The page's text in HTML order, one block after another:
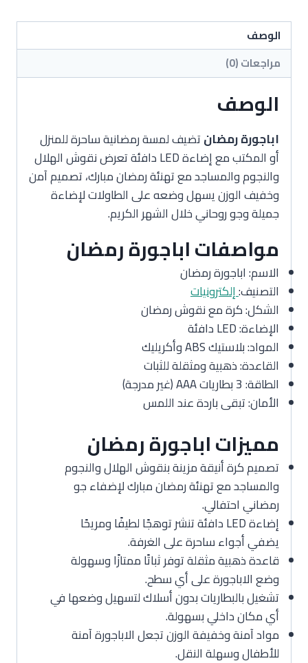
الوصف
مراجعات (0)
الوصف
اباجورة رمضانتضيف لمسة رمضانية ساحرة للمنزل
أو المكتب مع إضاءة LED دافئة تعرض نقوش الهلال
والنجوم والمساجد مع تهنئة رمضان مبارك، تصميم آمن
وخفيف الوزن يسهل وضعه على الطاولات لإضاءة
جميلة وجو روحاني خلال الشهر الكريم.
مواصفات اباجورة رمضان
الاسم: اباجورة رمضان
التصنيف:إلكترونيات
الشكل: كرة مع نقوش رمضان
الإضاءة: LED دافئة
المواد: بلاستيك ABS وأكريليك
القاعدة: ذهبية ومثقلة للثبات
الطاقة: 3 بطاريات AAA (غير مدرجة)
الأمان: تبقى باردة عند اللمس
مميزات اباجورة رمضان
تصميم كرة أنيقة مزينة بنقوش الهلال والنجوم
والمساجد مع تهنئة رمضان مبارك لإضفاء جو
رمضاني احتفالي.
إضاءة LED دافئة تنشر توهجًا لطيفًا ومريحًا
يضفي أجواء ساحرة على الغرفة.
قاعدة ذهبية مثقلة توفر ثباتًا ممتازًا وسهولة
وضع الاباجورة على أي سطح.
تشغيل بالبطاريات بدون أسلاك لتسهيل وضعها في
أي مكان داخلي بسهولة.
مواد آمنة وخفيفة الوزن تجعل الاباجورة آمنة
للأطفال وسهلة النقل.